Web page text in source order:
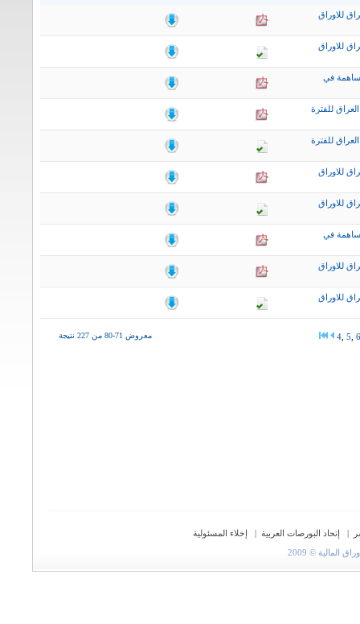
للاوراق
للاوراق
في
للفترة
للفترة
للاوراق
للاوراق
في
للاوراق
للاوراق
معروض 71-80 من 227 نتيجة 4 5 6
| إتحاد البورصات العربية |
إخلاء المسئولية
© 2009